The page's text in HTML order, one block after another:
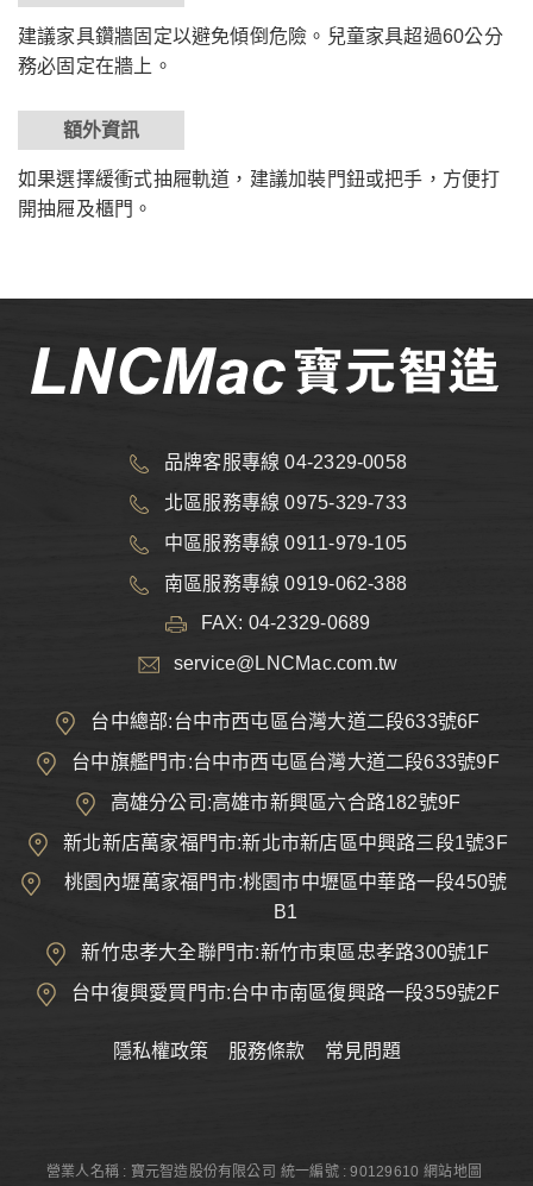
建議家具鑽牆固定以避免傾倒危險。兒童家具超過60公分
務必固定在牆上。
額外資訊
如果選擇緩衝式抽屜軌道，建議加裝門鈕或把手，方便打
開抽屜及櫃門。
品牌客服專線 04-2329-0058
北區服務專線 0975-329-733
中區服務專線 0911-979-105
南區服務專線 0919-062-388
FAX: 04-2329-0689
service@LNCMac.com.tw
台中總部:台中市西屯區台灣大道二段633號6F
台中旗艦門市:台中市西屯區台灣大道二段633號9F
高雄分公司:高雄市新興區六合路182號9F
新北新店萬家福門市:新北市新店區中興路三段1號3F
桃園內壢萬家福門市:桃園市中壢區中華路一段450號
B1
新竹忠孝大全聯門市:新竹市東區忠孝路300號1F
台中復興愛買門市:台中市南區復興路一段359號2F
隱私權政策 服務條款 常見問題
營業人名稱 : 寶元智造股份有限公司 統一編號 : 90129610 網站地圖